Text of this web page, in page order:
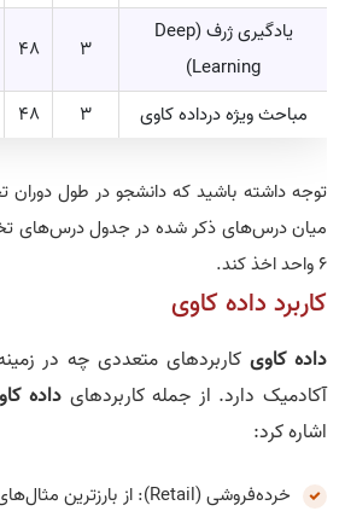
یادگیری ژرف (Deep
Learning)
3
48
مباحث ویژه درداده کاوی
3
48
توجه داشته باشید که دانشجو در طول
میان درس‌های ذکر شده در جدول درس‌های
6 واحد اخذ کند.
کاربرد داده‌ کاوی
داده‌ کاویکاربردهای متعددی چه در
آکادمیک دارد. از جمله کاربردهای داده‌
اشاره کرد:
خرده‌فروشی (Retail): از بارزترین مثال‌های